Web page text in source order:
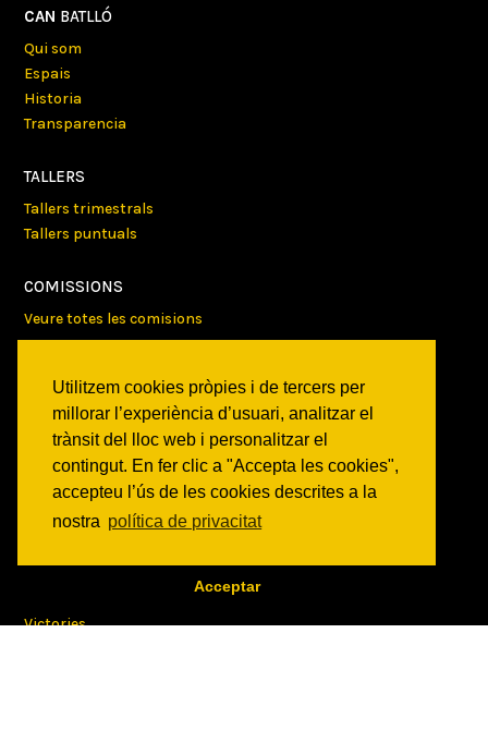
Utilitzem cookies pròpies i de tercers per
millorar l’experiència d’usuari, analitzar el
trànsit del lloc web i personalitzar el
contingut. En fer clic a "Accepta les cookies",
accepteu l’ús de les cookies descrites a la
nostra política de privacitat
Acceptar
CAN BATLLÓ
Qui som
Espais
Historia
Transparencia
TALLERS
Tallers trimestrals
Tallers puntuals
COMISSIONS
Veure totes les comisions
Veure tots els projectes
AGENDA
Veure totes les activitats
Victories